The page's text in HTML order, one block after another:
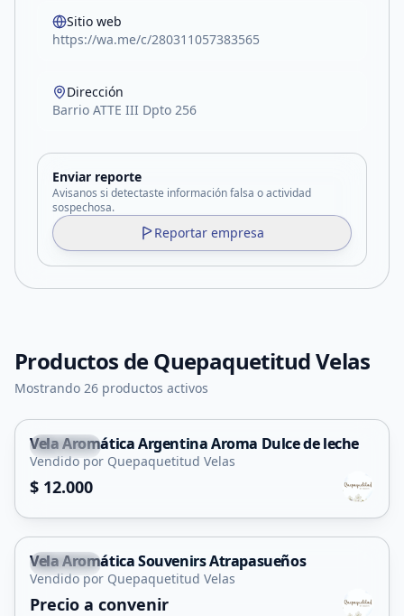
Sitio web
https://wa.me/c/280311057383565
Dirección
Barrio ATTE III Dpto 256
Enviar reporte
Avisanos si detectaste información falsa o actividad
sospechosa.
Reportar empresa
Productos deQuepaquetitud Velas
Mostrando 26 productos activos
Capital
Vela Aromática Argentina Aroma Dulce de leche
Vendido por Quepaquetitud Velas
$ 12.000
Capital
Vela Aromática Souvenirs Atrapasueños
Vendido por Quepaquetitud Velas
Precio a convenir